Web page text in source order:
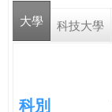
e
e
大學 科技大學
科別